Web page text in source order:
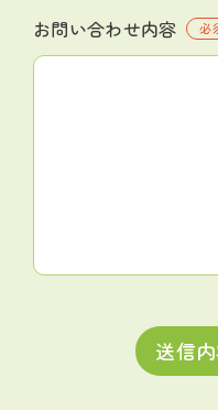
お問い合わせ内容 必
送信